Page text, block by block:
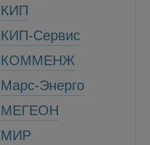
КИП
КИП-Сервис
КОММЕНЖ
Марс-Энерго
МЕГЕОН
МИР